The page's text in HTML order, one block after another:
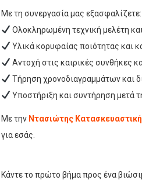
Με τη συνεργασία μας εξασφαλίζετε:
Ολοκληρωμένη τεχνική μελέτη
Υλικά κορυφαίας ποιότητας και
Αντοχή στις καιρικές συνθήκες
Τήρηση χρονοδιαγραμμάτων και
Υποστήριξη και συντήρηση μετά
Με την Ντασιώτης Κατασκευαστική
για εσάς.
Κάντε το πρώτο βήμα προς ένα